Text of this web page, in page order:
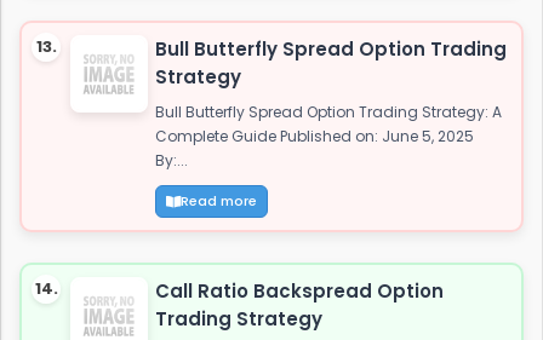
13.
Bull Butterfly Spread Option Trading
Strategy
Bull Butterfly Spread Option Trading Strategy: A
Complete Guide Published on: June 5, 2025
By:...
Read more
14.
Call Ratio Backspread Option
Trading Strategy